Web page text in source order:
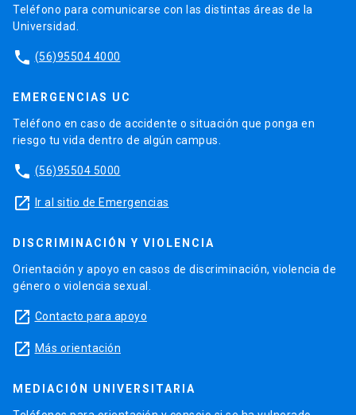
Teléfono para comunicarse con las distintas áreas de la
Universidad.
phone (56)95504 4000
EMERGENCIAS UC
Teléfono en caso de accidente o situación que ponga en
riesgo tu vida dentro de algún campus.
phone (56)95504 5000
launch Ir al sitio de Emergencias
DISCRIMINACIÓN Y VIOLENCIA
Orientación y apoyo en casos de discriminación, violencia de
género o violencia sexual.
launch Contacto para apoyo
launch Más orientación
MEDIACIÓN UNIVERSITARIA